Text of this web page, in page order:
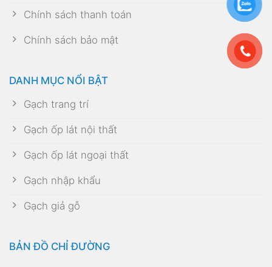
Chính sách thanh toán
Chính sách bảo mật
DANH MỤC NỔI BẬT
Gạch trang trí
Gạch ốp lát nội thất
Gạch ốp lát ngoại thất
Gạch nhập khẩu
Gạch giả gỗ
BẢN ĐỒ CHỈ ĐƯỜNG